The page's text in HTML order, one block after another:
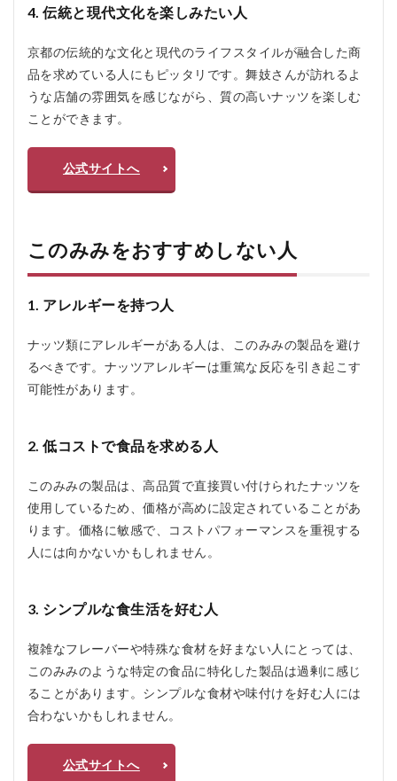
4. 伝統と現代文化を楽しみたい人
京都の伝統的な文化と現代のライフスタイルが融合した商
品を求めている人にもピッタリです。舞妓さんが訪れるよ
うな店舗の雰囲気を感じながら、質の高いナッツを楽しむ
ことができます。
公式サイトへ
このみみをおすすめしない人
1. アレルギーを持つ人
ナッツ類にアレルギーがある人は、このみみの製品を避け
るべきです。ナッツアレルギーは重篤な反応を引き起こす
可能性があります。
2. 低コストで食品を求める人
このみみの製品は、高品質で直接買い付けられたナッツを
使用しているため、価格が高めに設定されていることがあ
ります。価格に敏感で、コストパフォーマンスを重視する
人には向かないかもしれません。
3. シンプルな食生活を好む人
複雑なフレーバーや特殊な食材を好まない人にとっては、
このみみのような特定の食品に特化した製品は過剰に感じ
ることがあります。シンプルな食材や味付けを好む人には
合わないかもしれません。
公式サイトへ